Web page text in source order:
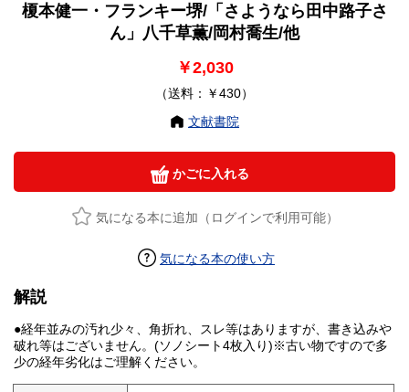
榎本健一・フランキー堺/「さようなら田中路子さ
ん」八千草薫/岡村喬生/他
￥2,030
（送料：￥430）
文献書院
かごに入れる
気になる本に追加（ログインで利用可能）
気になる本の使い方
解説
●経年並みの汚れ少々、角折れ、スレ等はありますが、書き込みや
破れ等はございません。(ソノシート4枚入り)※古い物ですので多
少の経年劣化はご理解ください。